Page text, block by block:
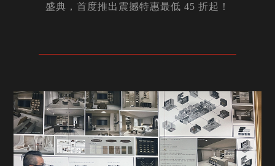
盛典，首度推出震撼特惠最低 45 折起！